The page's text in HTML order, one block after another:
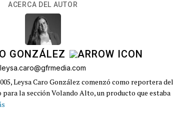
ACERCA DEL AUTOR
GONZÁLEZ
leysa.caro@gfrmedia.com
Leysa Caro González comenzó como reportera del
la sección Volando Alto, un producto que estaba